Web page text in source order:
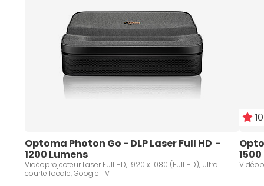
Optoma Photon Go - DLP Laser Full HD  -
1200 Lumens
Vidéoprojecteur Laser Full HD, 1920 x 1080 (Full HD), Ultra
courte focale, Google TV